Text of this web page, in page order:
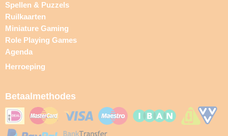
Spellen & Puzzels
Ruilkaarten
Miniature Gaming
Role Playing Games
Agenda
Herroeping
Betaalmethodes